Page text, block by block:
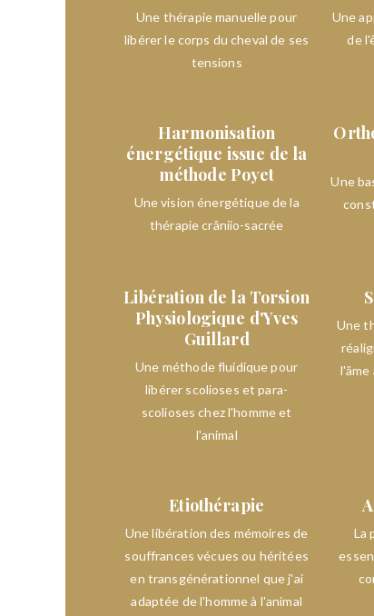
Une thérapie manuelle pour
libérer le corps du cheval de ses
tensions
Une
de
Harmonisation
énergétique issue de la
méthode Poyet
Une vision énergétique de la
thérapie crâniio-sacrée
Une
Libération de la Torsion
Physiologique d'Yves
Guillard
Une méthode fluidique pour
libérer scolioses et para-
scolioses chez l'homme et
l'animal
Une
l'âme
Etiothérapie
Une libération des mémoires de
souffrances vécues ou héritées
en transgénérationnel que j'ai
adaptée de l'homme à l'animal
La